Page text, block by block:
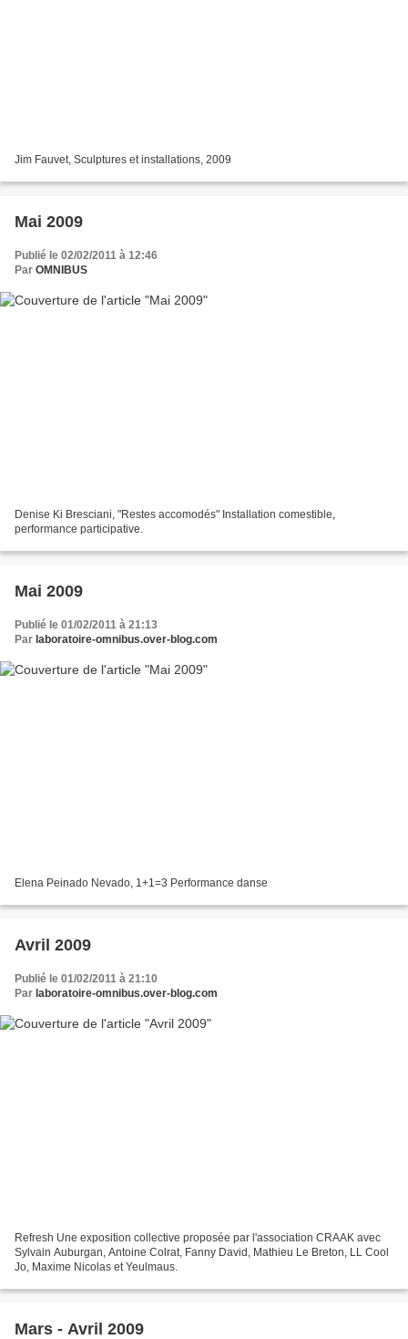
Jim Fauvet, Sculptures et installations, 2009
Mai 2009
Publié le 02/02/2011 à 12:46
Par OMNIBUS
Denise Ki Bresciani, "Restes accomodés" Installation comestible,
performance participative.
Mai 2009
Publié le 01/02/2011 à 21:13
Par laboratoire-omnibus.over-blog.com
Elena Peinado Nevado, 1+1=3 Performance danse
Avril 2009
Publié le 01/02/2011 à 21:10
Par laboratoire-omnibus.over-blog.com
Refresh Une exposition collective proposée par l'association CRAAK avec
Sylvain Auburgan, Antoine Colrat, Fanny David, Mathieu Le Breton, LL Cool
Jo, Maxime Nicolas et Yeulmaus.
Mars - Avril 2009